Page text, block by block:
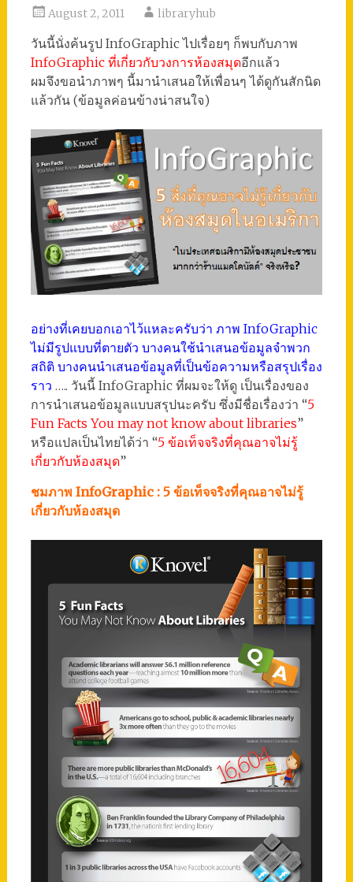
August 2, 2011 libraryhub
วันนี้นั่งค้นรูป InfoGraphic ไปเรื่อยๆ ก็พบกับภาพ
InfoGraphic ที่เกี่ยวกับวงการห้องสมุดอีกแล้ว
ผมจึงขอนำภาพๆ นี้มานำเสนอให้เพื่อนๆ ได้ดูกันสักนิด
แล้วกัน (ข้อมูลค่อนข้างน่าสนใจ)
อย่างที่เคยบอกเอาไว้แหละครับว่า ภาพ InfoGraphic
ไม่มีรูปแบบที่ตายตัว บางคนใช้นำเสนอข้อมูลจำพวก
สถิติ บางคนนำเสนอข้อมูลที่เป็นข้อความหรือสรุปเรื่อง
ราว ….. วันนี้ InfoGraphic ที่ผมจะให้ดู เป็นเรื่องของ
การนำเสนอข้อมูลแบบสรุปนะครับ ซึ่งมีชื่อเรื่องว่า “5
Fun Facts You may not know about libraries”
หรือแปลเป็นไทยได้ว่า “5 ข้อเท็จจริงที่คุณอาจไม่รู้
เกี่ยวกับห้องสมุด”
ชมภาพ InfoGraphic : 5 ข้อเท็จจริงที่คุณอาจไม่รู้
เกี่ยวกับห้องสมุด